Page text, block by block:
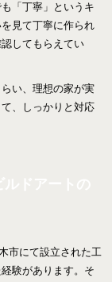
「丁寧」というキ
見て丁寧に作られ
してもらえてい
い、理想の家が実
、しっかりと対応
市にて設立された工
験があります。そ